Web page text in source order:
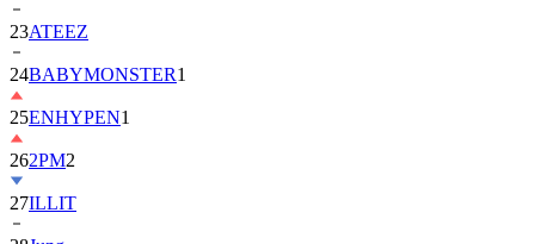
23ATEEZ
24BABYMONSTER1
25ENHYPEN1
262PM2
27ILLIT